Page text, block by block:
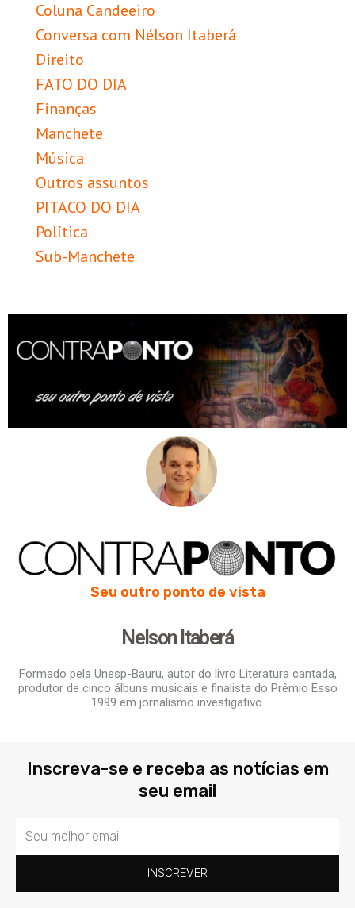
Coluna Candeeiro
Conversa com Nélson Itaberá
Direito
FATO DO DIA
Finanças
Manchete
Música
Outros assuntos
PITACO DO DIA
Política
Sub-Manchete
Seu outro ponto de vista
Nelson Itaberá
Formado pela Unesp-Bauru, autor do livro Literatura cantada,
produtor de cinco álbuns musicais e finalista do Prêmio Esso
1999 em jornalismo investigativo.
Inscreva-se e receba as notícias em
seu email
Email
INSCREVER